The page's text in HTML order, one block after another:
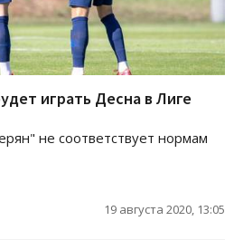
играть Десна в Лиге
не соответствует нормам
19 августа 2020, 13:05